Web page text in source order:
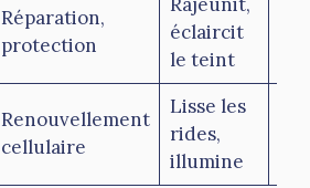
Réparation,
protection
éclaircit
le teint
Renouvellement
cellulaire
Lisse les
rides,
illumine